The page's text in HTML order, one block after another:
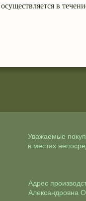
в
Уважаемые
в местах
Адрес
Александровна